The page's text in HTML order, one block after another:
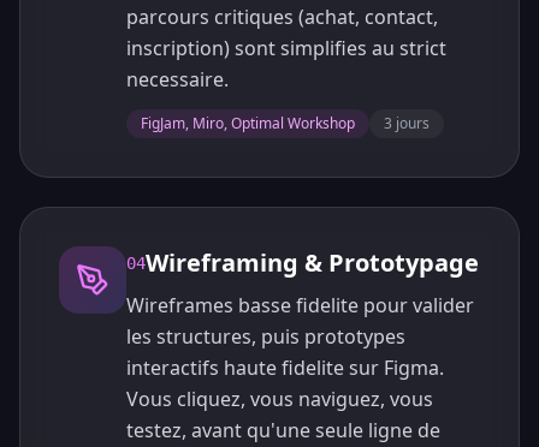
parcours critiques (achat, contact,
inscription) sont simplifies au strict
necessaire.
FigJam, Miro, Optimal Workshop 3 jours
04Wireframing & Prototypage
Wireframes basse fidelite pour valider
les structures, puis prototypes
interactifs haute fidelite sur Figma.
Vous cliquez, vous naviguez, vous
testez, avant qu'une seule ligne de